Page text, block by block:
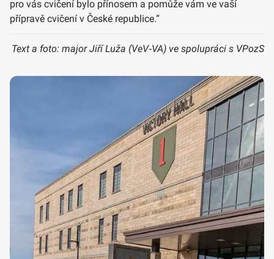
pro vás cvičení bylo přínosem a pomůže vám ve vaší
přípravě cvičení v České republice.“
Text a foto: major Jiří Luža (VeV‑VA) ve spolupráci s VPozS